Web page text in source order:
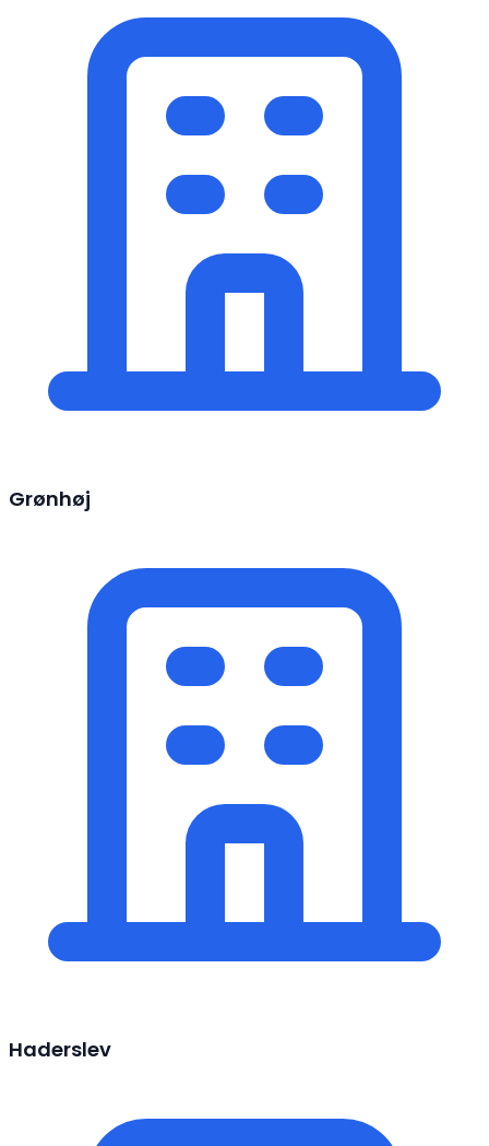
Grønhøj
Haderslev